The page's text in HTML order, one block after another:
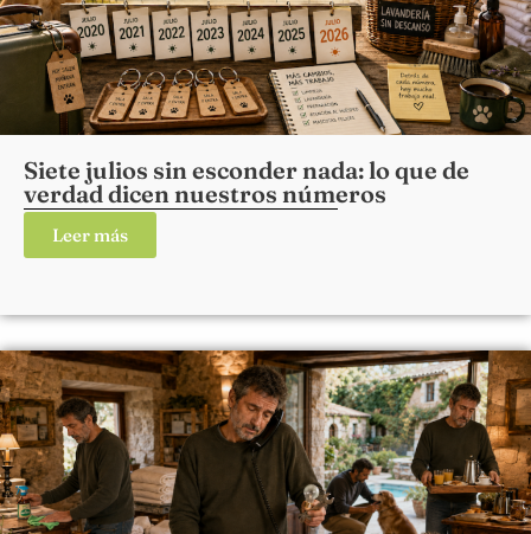
Siete julios sin esconder nada: lo que de
verdad dicen nuestros números
Leer más